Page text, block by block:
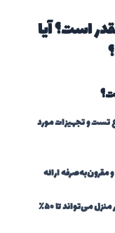
است؟ آیا
تست و تجهیزات مورد
ارائه
در مقایسه با هزینه‌های بیمارستانی، تست خواب در منزل می‌تواند تا ۵۰٪